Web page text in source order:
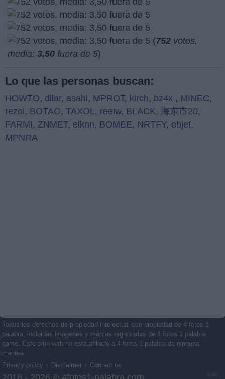
(752 votos,
media: 3,50 fuera de 5)
Lo que las personas buscan:
HOWTO, dilar, asahi, MPROT, kirch, bz4x , MINEC,
rezol , BOTAO, TAXOL, reeiw, BLACK, 海东市20,
FARMI , ZNMET, elknn, BOMBE, NRTFY, objet,
MPNRA
Todos los derechos de propiedad intelectual son propiedad de 4 fotos 1
palabra, incluidas imágenes y marcas registradas de 4 fotos 1 palabra
game. Este sitio web no está afiliado a 4 fotos 1 palabra de ninguna
manera.
Privacy policy - Disclaimer - Contact us
0.00